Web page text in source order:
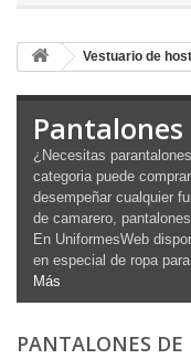
Vestuario de
¿Necesitas
categoria puede
desempeñar cualquier
de camarero,
En UniformesWeb
en especial de ropa
Más
PANTALONES DE